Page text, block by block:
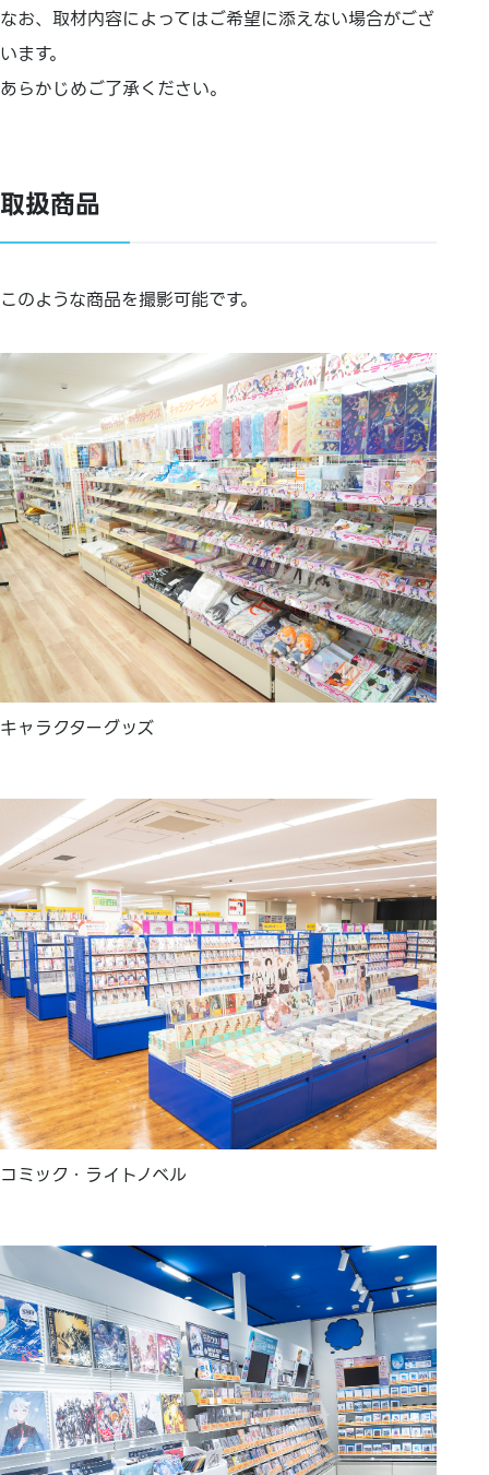
なお、取材内容によってはご希望に添えない場合がござ
います。
あらかじめご了承ください。
取扱商品
このような商品を撮影可能です。
キャラクターグッズ
コミック・ライトノベル